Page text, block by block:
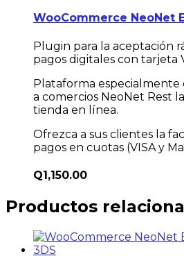
WooCommerce NeoNet
Plugin para la aceptación
pagos digitales con tarjeta
Plataforma especialmente
a comercios NeoNet Rest
tienda en línea.
Ofrezca a sus clientes la
pagos en cuotas (VISA y
Q1,150.00
Productos